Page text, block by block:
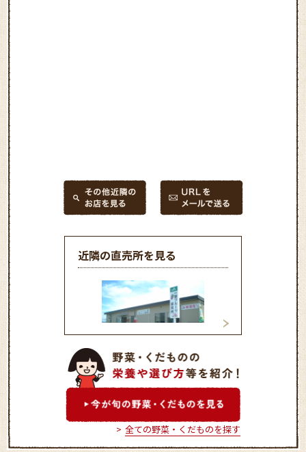
近隣の直売所を見る
JAふえふき 一宮フルーツ
直売所
JAふえふき 富士
直売所
全ての野菜・くだものを探す